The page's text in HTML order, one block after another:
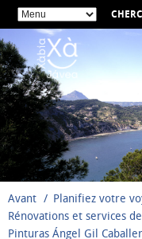
Avant Planifiez votre
Rénovations et services
Pinturas Ángel Gil